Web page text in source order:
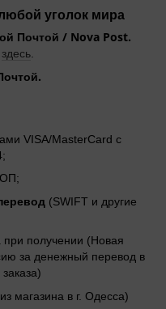
уголок мира
Почтой / Nova Post.
здесь.
VISA/MasterCard с
(SWIFT и другие
при получении (Новая
за денежный перевод в
магазина в г. Одесса)